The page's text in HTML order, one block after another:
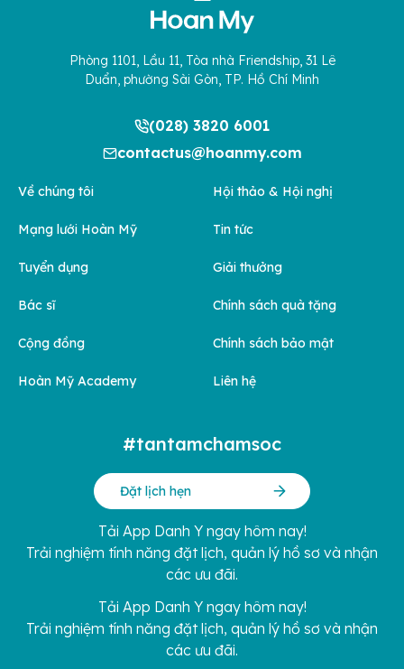
Phòng 1101, Lầu 11, Tòa nhà Friendship, 31 Lê
Duẩn, phường Sài Gòn, TP. Hồ Chí Minh
(028) 3820 6001
contactus@hoanmy.com
Về chúng tôi
Mạng lưới Hoàn Mỹ
Tuyển dụng
Bác sĩ
Cộng đồng
Hoàn Mỹ Academy
Hội thảo & Hội nghị
Tin tức
Giải thưởng
Chính sách quà tặng
Chính sách bảo mật
Liên hệ
#tantamchamsoc
Đặt lịch hẹn
Tải App Danh Y ngay hôm nay!
Trải nghiệm tính năng đặt lịch, quản lý hồ sơ và nhận
các ưu đãi.
Tải App Danh Y ngay hôm nay!
Trải nghiệm tính năng đặt lịch, quản lý hồ sơ và nhận
các ưu đãi.